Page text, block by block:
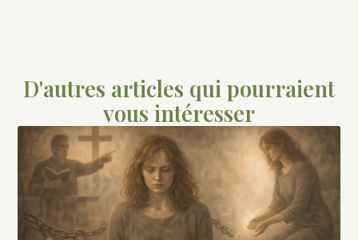
D'autres articles qui pourraient
vous intéresser